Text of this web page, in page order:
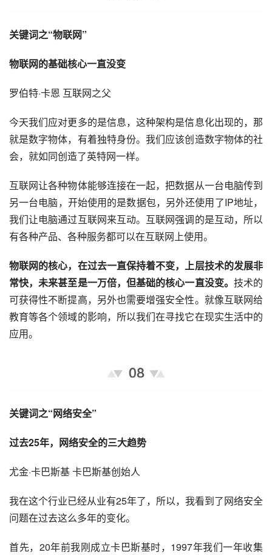
关键词之“物联网”
物联网的基础核心一直没变
罗伯特·卡恩 互联网之父
今天我们应对更多的是信息，这种架构是信息化出现的，那
就是数字物体，有着独特身份。我们应该创造数字物体的社
会，就如同创造了英特网一样。
互联网让各种物体能够连接在一起，把数据从一台电脑传到
另一台电脑，开始使用的是数据包，另外还使用了IP地址，
我们让电脑通过互联网来互动。互联网强调的是互动，所以
有各种产品、各种服务都可以在互联网上使用。
物联网的核心，在过去一直保持着不变，上层技术的发展非
常快，未来甚至是一万倍，但基础的核心一直没变。 技术的
可获得性不断提高，另外也需要增强安全性。就像互联网给
教育等各个领域的影响，所以我们在寻找它在现实生活中的
应用。
关键词之“网络安全”
过去25年，网络安全的三大趋势
尤金·卡巴斯基 卡巴斯基创始人
我在这个行业已经从业有25年了，所以，我看到了网络安全
问题在过去这么多年的变化。
首先，20年前我刚成立卡巴斯基时，1997年我们一年收集